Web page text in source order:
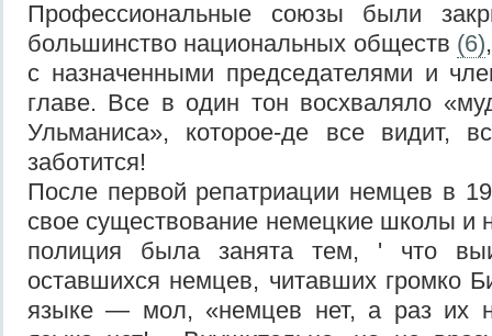
Профессиональные союзы были
большинство национальных обществ (6)
с назначенными председателями и
главе. Все в один тон восхваляло
Ульманиса», которое-де все видит,
заботится!
После первой репатриации немцев в
свое существование немецкие школы и
полиция была занята тем, ' что
оставшихся немцев, читавших громко
языке — мол, «немцев нет, а раз их